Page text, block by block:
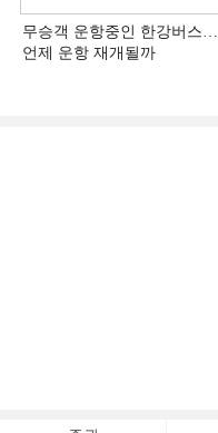
무승객 운항중인 한강버스…
언제 운항 재개될까